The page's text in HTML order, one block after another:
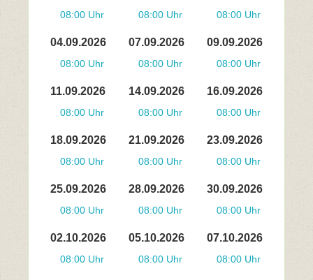
08:00 Uhr 08:00 Uhr 08:00 Uhr
04.09.2026
08:00 Uhr
07.09.2026
08:00 Uhr
09.09.2026
08:00 Uhr
11.09.2026
08:00 Uhr
14.09.2026
08:00 Uhr
16.09.2026
08:00 Uhr
18.09.2026
08:00 Uhr
21.09.2026
08:00 Uhr
23.09.2026
08:00 Uhr
25.09.2026
08:00 Uhr
28.09.2026
08:00 Uhr
30.09.2026
08:00 Uhr
02.10.2026
08:00 Uhr
05.10.2026
08:00 Uhr
07.10.2026
08:00 Uhr